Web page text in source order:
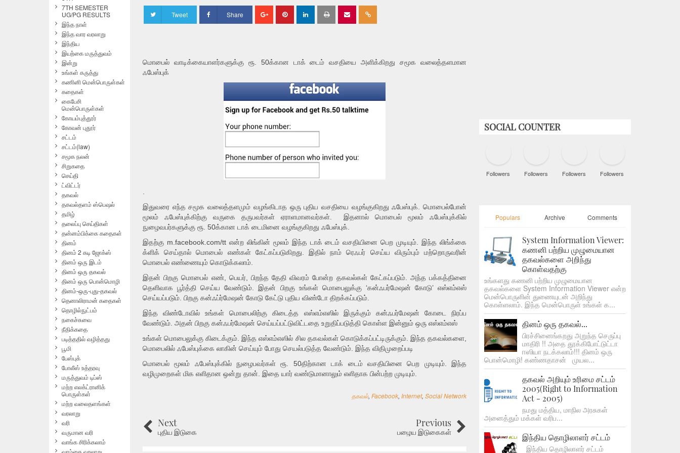
Tweet Share
e e
மொபைல் வாடிக்கையாளர்களுக்கு ரூ. 50க்கான டாக் டைம் வசதியை அளிக்கிறது சமூக வலைத்தளமான
ஃபேஸ்புக்
.
இதுவரை எந்த சமூக வலைத்தளமும் வழங்கிடாத ஒரு புதிய வசதியை வழங்குகிறது ஃபேஸ்புக். மொபைல்போன்
மூலம் ஃபேஸ்புக்கிற்கு வருகை தருபவர்கள் ஏராளமானவர்கள். இதனால் மொபைல் மூலம் ஃபேஸ்புக்கில்
நுழைவபர்களுக்கு ரூ. 50க்கான டாக் டைமினை வழங்குகிறது ஃபேஸ்புக்.
இதற்கு m.facebook.com/tt என்ற லிங்கின் மூலம் இந்த டாக் டைம் வசதியினை பெற முடியும். இந்த லிங்க்கை
க்ளிக் செய்தால் மொபைல் எண்கள் கேட்கப்படுகிறது. இதில் நாம் ரெஃபர் செய்ய விரும்பும் மற்றொருவரின்
மொபைல் எண்ணையும் கொடுக்கலாம்.
இதன் பிறகு மொபைல் எண், பெயர், பிறந்த தேதி விவரம் போன்ற தகவல்கள் கேட்கப்படும். அந்த பக்கத்தினை
தெளிவாக பூர்த்தி செய்ய வேண்டும். இதன் பிறகு உங்கள் மொபைலுக்கு ‘கன்ஃபர்மேஷன் கோடு’ எஸ்எம்எஸ்
செய்யப்படும். பிறகு கன்ஃப்ர்மேஷன் கோடு கேட்டு புதிய விண்டோ திறக்கப்படும்.
இந்த விண்டோவில் உங்கள் மொபைலிற்கு கிடைத்த எஸ்எம்எஸில் இருக்கும் கன்ஃபர்மேஷன் கோடை நிரப்ப
வேண்டும். அதன் பிறகு கன்ஃபர்மேஷன் செய்யப்பட்டுவிட்டதை உறுதிப்படுத்தி கொள்ள இன்னும் ஒரு எஸ்எம்எஸ்
உங்கள் மொபைலுக்கு கிடைக்கும். இந்த எஸ்எம்எஸில் சில தகவல்கள் கொடுக்கப்பட்டிருக்கும். இந்த தகவல்களை,
மொபைலில் ஃபேஸ்புக்கை லாகின் செய்யும் போது செயல்படுத்த வேண்டும். இந்த விதிமுறைப்படி
மொபைல் மூலம் ஃபேஸ்புக்கில் நுழைபவர்கள் ரூ. 50திற்கான டாக் டைம் வசதியினை பெற முடியும். இந்த
வழிமுறைகள் மிக எளிதான ஒன்று தான். இதை யார் வண்டுமானாலும் எளிதாக பின்பற்ற முடியும்.
தகவல், Facebook, Internet, Social Network
Next
புதிய இடுகை
Previous
பழைய இடுகைகள்
SOCIAL COUNTER
Followers Followers Followers Followers
Populars Archive Comments
System Information Viewer:
கணனி பற்றிய முழுமையான
தகவல்களை அறிந்து
கொள்வதற்கு
உங்களது கணனி பற்றிய முழுமையான
தகவல்களை System Information Viewer என்ற
மென்பொருளின் துணையுடன் அறிந்து
கொள்ளலாம். இந்த மென்பொருள் உங்கள் க...
தினம் ஒரு தகவல்...
பிரச்சினைங்கறது அறுந்த செருப்பு
மாதிரி !! அதை தூக்கிபோட்டுட்டா
ஈஸியா நடக்கலாம்!!! தினம் ஒரு
பொன்மொழி! கண்ணதாசன் முயல...
தகவல் அறியும் உரிமை சட்டம்
2005(Right to Information
Act - 2005)
நமது மத்திய, மாநில அரசுகள்
அனைத்தும் மக்கள் வரிப...
இந்திய தொழிலாளர் சட்டம்
இந்திய தொழிலாளர் சட்டம்
7TH SEMESTER
UG/PG RESULTS
இந்த நாள்
இந்த வார வரலாறு
இந்திய
இயற்கை மருத்துவம்
இன்று
உங்கள் கருத்து
கணினி மென்பொருள்கள்
கதைகள்
கைபேசி
மென்பொருள்கள்
கோயம்புத்தூர்
கோவன் புதூர்
சட்டம்
சட்டம்(law)
சமூக நலன்
சிறுகதை
செய்தி
ட்விட்டர்
தகவல்
தகவல்தளம் ஸ்பெஷல்
தமிழ்
தலைப்பு செய்திகள்
தன்னம்பிக்கை கதைகள்
தினம்
தினம் 2 கடி ஜோக்ஸ்
தினம் ஒரு இடம்
தினம் ஒரு தகவல்
தினம் ஒரு பொன்மொழி
தினம்-ஒரு-புது-தகவல்
தெனாலிராமன் கதைகள்
தொழில்நுட்பம்
நகைச்சுவை
நீதிக்கதை
படித்ததில் வழித்தது
பூமி
பேஸ்புக்
போலீஸ் உத்தரவு
மருத்துவம் டிப்ஸ்
மற்ற எலக்ட்ரானிக்
பொருள்கள்
மற்ற வலைதளங்கள்
வரலாறு
வரி
வருமான வரி
வாங்க சிரிக்கலாம்
வாழ்கை வரலாறு